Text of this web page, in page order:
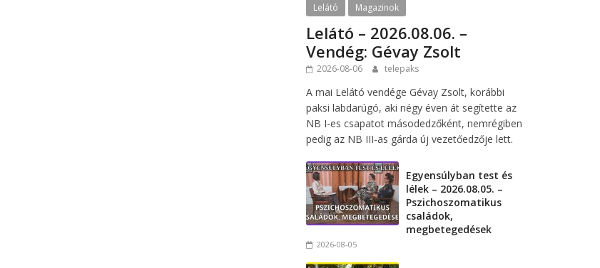
Lelátó Magazinok
Lelátó – 2026.08.06. –
Vendég: Gévay Zsolt
2026-08-06 telepaks
A mai Lelátó vendége Gévay Zsolt, korábbi
paksi labdarúgó, aki négy éven át segítette az
NB I-es csapatot másodedzőként, nemrégiben
pedig az NB III-as gárda új vezetőedzője lett.
Egyensúlyban test és
lélek – 2026.08.05. –
Pszichoszomatikus
családok,
megbetegedések
2026-08-05